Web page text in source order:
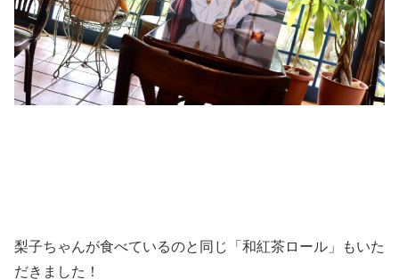
梨子ちゃんが食べているのと同じ「和紅茶ロール」もいた
だきました！